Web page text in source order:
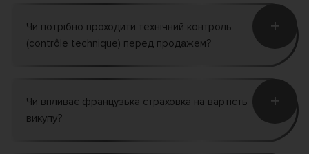
Чи потрібно проходити технічний контроль
(contrôle technique) перед продажем?
+
Чи впливає французька страховка на вартість
викупу?
+